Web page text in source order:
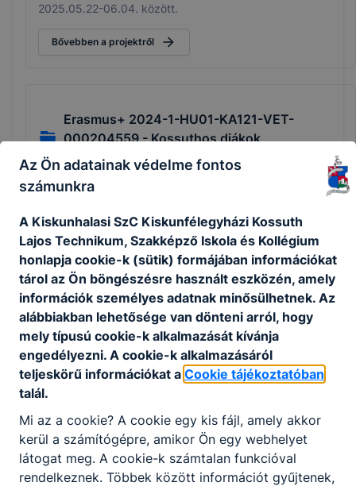
2025.05.22-06.04. között.
Bővebben a projektről
Erasmus+ 2024-1-HU01-KA121-VET-
000204559 - Kossuthos diákok
görögországi szakmai gyakorlaton
A görögországi Paralia Kateriniben tartott szakmai
Bővebben a projektről
Erasmus+ 2024-1-HU01-KA121-VET-
000209023 - Erasmus+ partnerkeresési
konferencia
Georgia 2025.05.18-23 VET CONNECT – Erasmus+
partnerkeresési konferencia.
Bővebben a projektről
Az Ön adatainak védelme fontos
számunkra
A Kiskunhalasi SzC Kiskunfélegyházi Kossuth
Lajos Technikum, Szakképző Iskola és Kollégium
honlapja cookie-k (sütik) formájában információkat
tárol az Ön böngészésre használt eszközén, amely
információk személyes adatnak minősülhetnek. Az
alábbiakban lehetősége van dönteni arról, hogy
mely típusú cookie-k alkalmazását kívánja
engedélyezni. A cookie-k alkalmazásáról
teljeskörű információkat a Cookie tájékoztatóban
talál.
Mi az a cookie? A cookie egy kis fájl, amely akkor
kerül a számítógépre, amikor Ön egy webhelyet
látogat meg. A cookie-k számtalan funkcióval
rendelkeznek. Többek között információt gyűjtenek,